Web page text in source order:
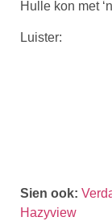
Hulle kon met
Luister:
Sien ook:
Hazyview